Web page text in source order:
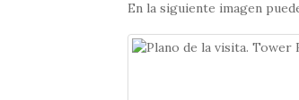
En la siguiente imagen